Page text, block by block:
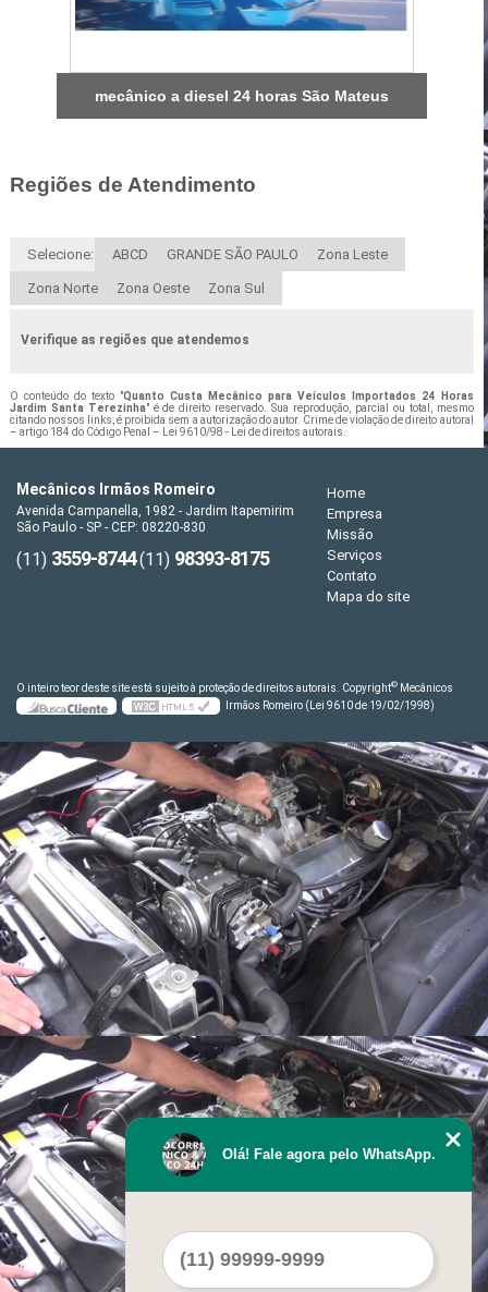
mecânico a diesel 24 horas São Mateus
Regiões de Atendimento
Selecione: ABCD GRANDE SÃO PAULO Zona Leste
Zona Norte Zona Oeste Zona Sul
Verifique as regiões que atendemos
O conteúdo do texto "Quanto Custa Mecânico para Veículos Importados 24 Horas
Jardim Santa Terezinha" é de direito reservado. Sua reprodução, parcial ou total, mesmo
citando nossos links, é proibida sem a autorização do autor. Crime de violação de direito autoral
– artigo 184 do Código Penal – Lei 9610/98 - Lei de direitos autorais.
Mecânicos Irmãos Romeiro
Avenida Campanella, 1982 - Jardim Itapemirim
São Paulo - SP - CEP: 08220-830
(11) 3559-8744(11) 98393-8175
Home
Empresa
Missão
Serviços
Contato
Mapa do site
O inteiro teor deste site está sujeito à proteção de direitos autorais. Copyright© Mecânicos
Irmãos Romeiro (Lei 9610 de 19/02/1998)
Olá! Fale agora pelo WhatsApp.